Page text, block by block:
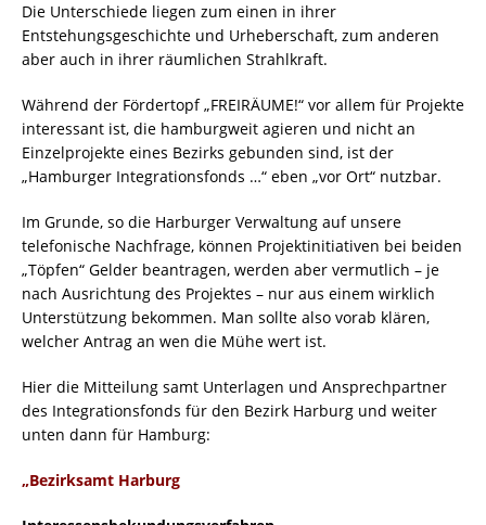
Die Unterschiede liegen zum einen in ihrer
Entstehungsgeschichte und Urheberschaft, zum anderen
aber auch in ihrer räumlichen Strahlkraft.
Während der Fördertopf „FREIRÄUME!“ vor allem für Projekte
interessant ist, die hamburgweit agieren und nicht an
Einzelprojekte eines Bezirks gebunden sind, ist der
„Hamburger Integrationsfonds …“ eben „vor Ort“ nutzbar.
Im Grunde, so die Harburger Verwaltung auf unsere
telefonische Nachfrage, können Projektinitiativen bei beiden
„Töpfen“ Gelder beantragen, werden aber vermutlich – je
nach Ausrichtung des Projektes – nur aus einem wirklich
Unterstützung bekommen. Man sollte also vorab klären,
welcher Antrag an wen die Mühe wert ist.
Hier die Mitteilung samt Unterlagen und Ansprechpartner
des Integrationsfonds für den Bezirk Harburg und weiter
unten dann für Hamburg:
„Bezirksamt Harburg